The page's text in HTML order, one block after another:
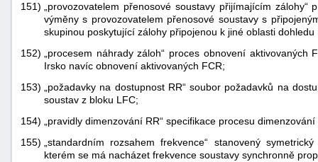
151)
„provozovatelem přenosové soustavy přijímajícím
výměny s provozovatelem přenosové soustavy s
skupinou poskytující zálohy připojenou k jiné oblasti
152)
„procesem náhrady záloh“ proces obnovení
Irsko navíc obnovení aktivovaných FCR;
153)
„požadavky na dostupnost RR“ soubor požadavků na
soustav z bloku LFC;
154)
„pravidly dimenzování RR“ specifikace procesu
155)
„standardním rozsahem frekvence“ stanovený
kterém se má nacházet frekvence soustavy synchronně